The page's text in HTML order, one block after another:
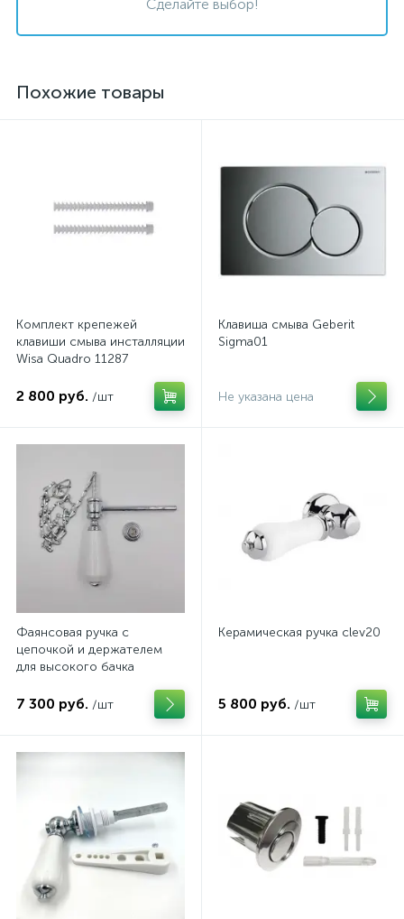
Сделайте выбор!
Похожие товары
Комплект крепежей
клавиши смыва инсталляции
Wisa Quadro 11287
2 800 руб. /шт
Клавиша смыва Geberit
Sigma01
Не указана цена
Фаянсовая ручка с
цепочкой и держателем
для высокого бачка
7 300 руб. /шт
Керамическая ручка clev20
5 800 руб. /шт